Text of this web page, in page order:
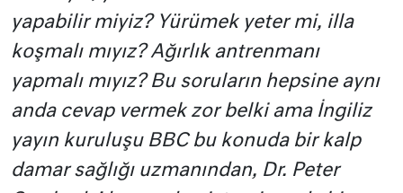
yapabilir miyiz? Yürümek yeter mi, illa
koşmalı mıyız? Ağırlık antrenmanı
yapmalı mıyız? Bu soruların hepsine aynı
anda cevap vermek zor belki ama İngiliz
yayın kuruluşu BBC bu konuda bir kalp
damar sağlığı uzmanından, Dr. Peter